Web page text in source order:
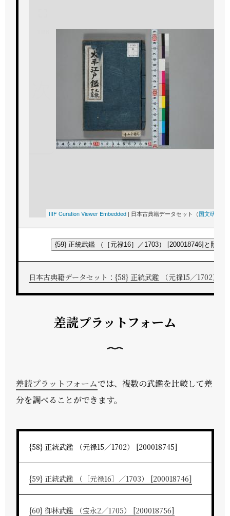
IIIF Curation Viewer Embedded | 日本古典籍データセット（国文研
{59} 正統武鑑 （［元禄16］／1703） [200018746]と照合
日本古典籍データセット：{58} 正統武鑑 （元禄15／1702）
差読プラットフォーム
差読プラットフォームでは、複数の武鑑を比較して差
分を調べることができます。
{58} 正統武鑑 （元禄15／1702） [200018745]
{59} 正統武鑑 （［元禄16］／1703） [200018746]
{60} 御林武鑑 （宝永2／1705） [200018756]